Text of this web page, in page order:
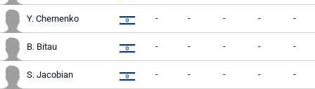
Y. Chernenko - - - - -
B. Bitau - - - - -
S. Jacobian - - - - -